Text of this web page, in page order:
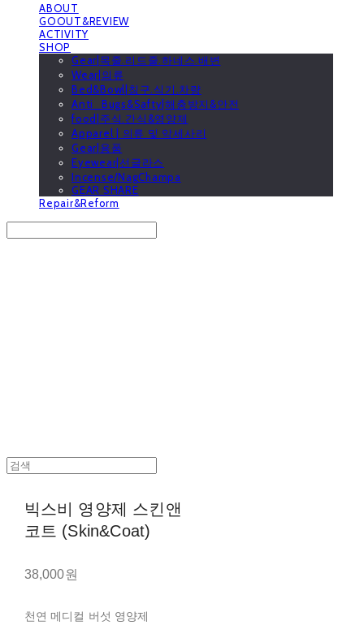
ABOUT
GOOUT&REVIEW
ACTIVITY
SHOP
Gear|목줄.리드줄.하네스.배변
Wear|의류
Bed&Bowl|침구.식기.차량
Anti_Bugs&Safty|해충방지&안전
food|주식.간식&영양제
Apparel | 의류 및 악세사리
Gear|용품
Eyewear|선글라스
Incense/NagChampa
GEAR SHARE
Repair&Reform
빅스비 영양제 스킨앤
코트 (Skin&Coat)
38,000원
천연 메디컬 버섯 영양제